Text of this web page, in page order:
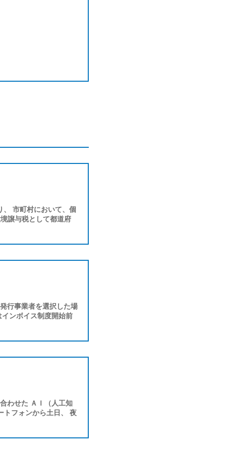
市町村において、個
譲与税として都道府
行事業者を選択した場
ンボイス制度開始前
わせた ＡＩ（人工知
トフォンから土日、 夜